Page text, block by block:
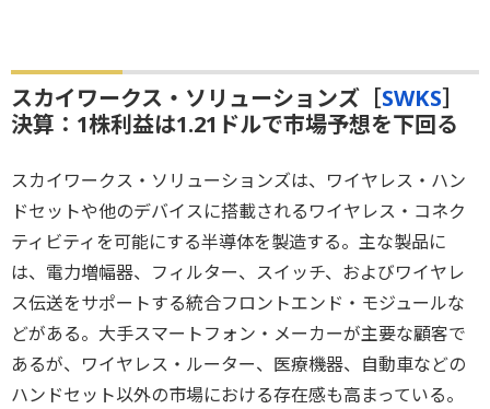
スカイワークス・ソリューションズ［SWKS］
決算：1株利益は1.21ドルで市場予想を下回る
スカイワークス・ソリューションズは、ワイヤレス・ハン
ドセットや他のデバイスに搭載されるワイヤレス・コネク
ティビティを可能にする半導体を製造する。主な製品に
は、電力増幅器、フィルター、スイッチ、およびワイヤレ
ス伝送をサポートする統合フロントエンド・モジュールな
どがある。大手スマートフォン・メーカーが主要な顧客で
あるが、ワイヤレス・ルーター、医療機器、自動車などの
ハンドセット以外の市場における存在感も高まっている。